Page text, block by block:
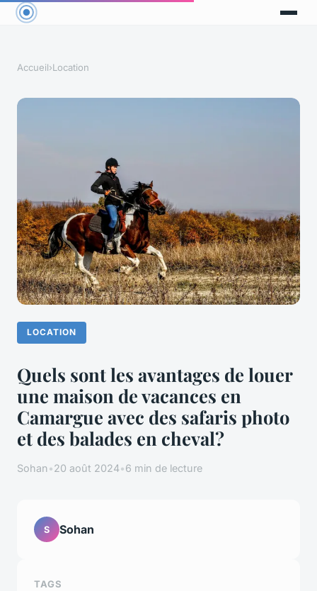
Accueil›Location
LOCATION
Quels sont les avantages de louer
une maison de vacances en
Camargue avec des safaris photo
et des balades en cheval?
Sohan•20 août 2024•6 min de lecture
S Sohan
TAGS